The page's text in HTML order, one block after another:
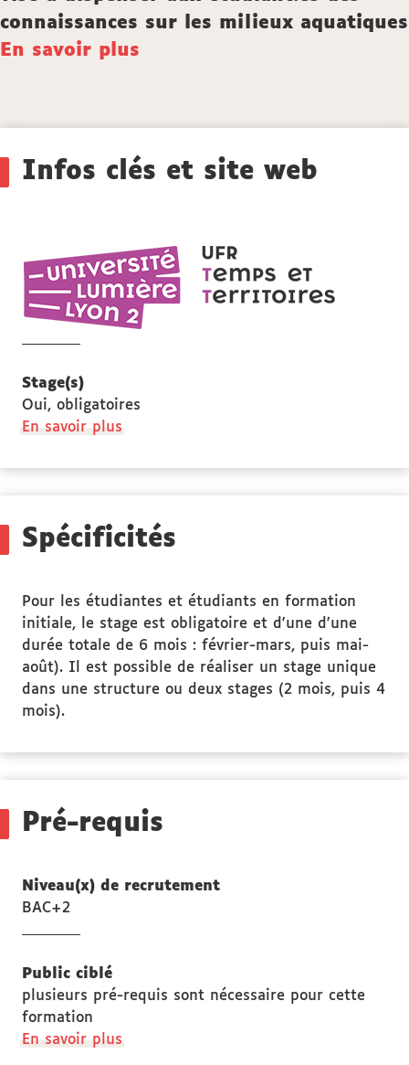
connaissances sur les milieux aquatiques
En savoir plus
Infos clés et site web
et
Stage(s)
Oui, obligatoires
En savoir plus
des
Spécificités
Pour les étudiantes et étudiants en formation
initiale, le stage est obligatoire et d'une d'une
durée totale de 6 mois : février-mars, puis mai-
août). Il est possible de réaliser un stage unique
dans une structure ou deux stages (2 mois, puis 4
mois).
Pré-requis
Niveau(x) de recrutement
BAC+2
Public ciblé
plusieurs pré-requis sont nécessaire pour cette
formation
En savoir plus